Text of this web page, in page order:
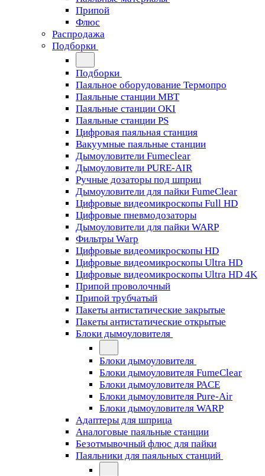
Припой
Флюс
Распродажа
Подборки
Подборки
Паяльное оборудование Термопро
Паяльные станции MBT
Паяльные станции OKI
Паяльные станции PS
Цифровая паяльная станция
Вакуумные паяльные станции
Дымоуловители Fumeclear
Дымоуловители PURE-AIR
Ручные дозаторы под шприц
Дымоуловители для пайки FumeClear
Цифровые видеомикроскопы Full HD
Цифровые пневмодозаторы
Дымоуловители для пайки WARP
Фильтры Warp
Цифровые видеомикроскопы HD
Цифровые видеомикроскопы Ultra HD
Цифровые видеомикроскопы Ultra HD 4K
Припой проволочный
Припой трубчатый
Пакеты антистатические закрытые
Пакеты антистатические открытые
Блоки дымоуловителя
Блоки дымоуловителя
Блоки дымоуловителя FumeClear
Блоки дымоуловителя PACE
Блоки дымоуловителя Pure-Air
Блоки дымоуловителя WARP
Адаптеры для шприца
Аналоговые паяльные станции
Безотмывочный флюс для пайки
Паяльники для паяльных станций